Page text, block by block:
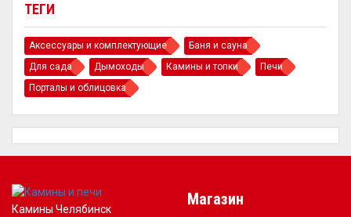
ТЕГИ
Аксессуары и комплектующие
Баня и сауна
Для сада
Дымоходы Камины и топки
Печи
Порталы и облицовка
Камины Челябинск
Магазин